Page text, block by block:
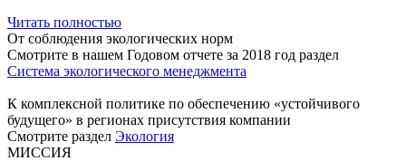
Читать полностью
От соблюдения экологических норм
Смотрите в нашем Годовом отчете за 2018 год раздел
Система экологического менеджмента
К комплексной политике по обеспечению «устойчивого
будущего» в регионах присутствия компании
Смотрите раздел Экология
МИССИЯ